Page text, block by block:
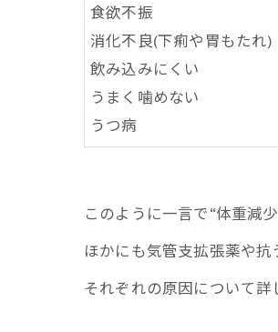
食欲不振
消化不良(下痢や胃もたれ)
飲み込みにくい
うまく噛めない
うつ病
このように一言で“体重減
ほかにも気管支拡張薬や
それぞれの原因について詳